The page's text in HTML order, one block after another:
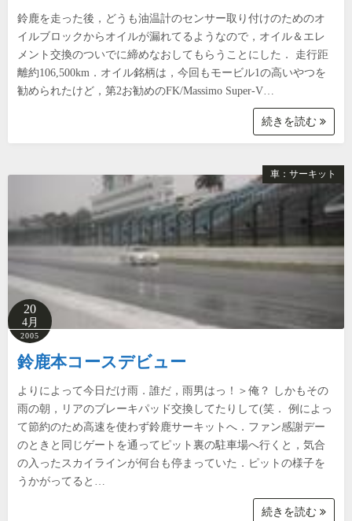
鈴鹿を走った後，どうも油温計のセンサー取り付けのためのオ
イルブロックからオイルが漏れてるようなので，オイル＆エレ
メント交換のついでに締めなおしてもらうことにした． 走行距
離約106,500km．オイル銘柄は，今回もモービル1の高いやつを
勧められたけど，第2お勧めのFK/Massimo Super-V…
続きを読む
車：サーキット
20
4月
2005
鈴鹿本コースデビュー
よりによって今日だけ雨．誰だ，雨男はっ！＞俺？ しかもその
雨の朝，リアのブレーキパッド交換してたりして(笑． 例によっ
て節約のため高速を使わず鈴鹿サーキットへ．ファン感謝デー
のときと同じゲートを通ってピット裏の駐車場へ行くと，気合
の入ったスカイラインが何台も停まっていた．ピットの様子を
うかがってると…
続きを読む